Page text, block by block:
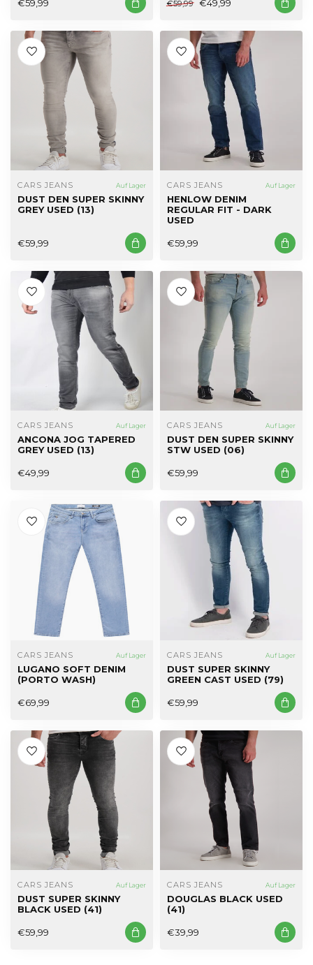
€59,99 €59,99 €49,99
CARS JEANS Auf Lager
DUST DEN SUPER SKINNY
GREY USED (13)
€59,99
CARS JEANS Auf Lager
HENLOW DENIM
REGULAR FIT - DARK
USED
€59,99
CARS JEANS Auf Lager
ANCONA JOG TAPERED
GREY USED (13)
€49,99
CARS JEANS Auf Lager
DUST DEN SUPER SKINNY
STW USED (06)
€59,99
CARS JEANS Auf Lager
LUGANO SOFT DENIM
(PORTO WASH)
€69,99
CARS JEANS Auf Lager
DUST SUPER SKINNY
GREEN CAST USED (79)
€59,99
CARS JEANS Auf Lager
DUST SUPER SKINNY
BLACK USED (41)
€59,99
CARS JEANS Auf Lager
DOUGLAS BLACK USED
(41)
€39,99